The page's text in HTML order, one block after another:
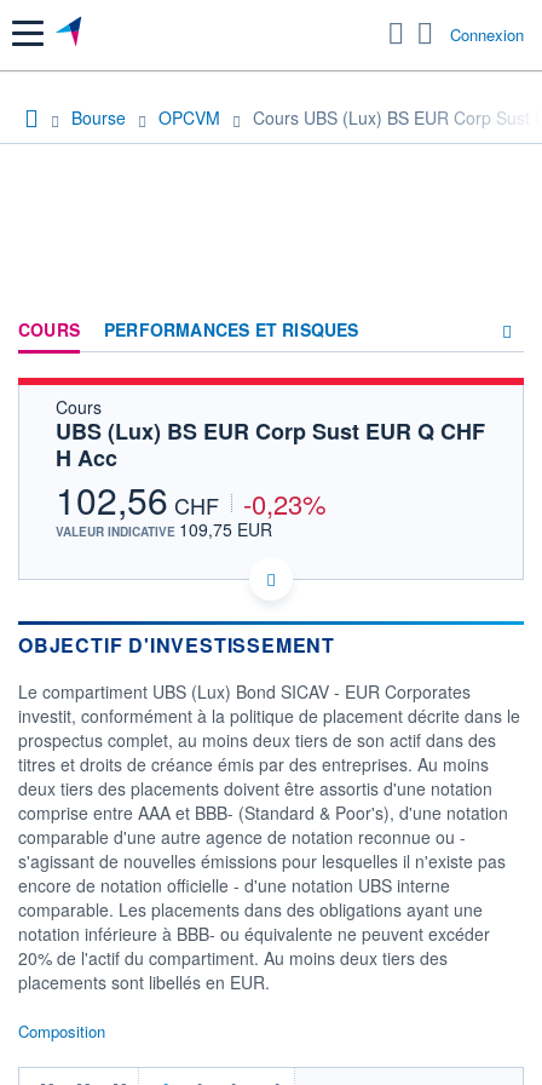
Menu Connexion
Bourse OPCVM Cours UBS (Lux) BS EUR Corp Sust
COURS PERFORMANCES ET RISQUES
FORUM
Cours
UBS (Lux) BS EUR Corp Sust EUR Q CHF
H Acc
102,56 CHF -0,23%
VALEUR INDICATIVE 109,75 EUR
LU1240773892 - UBS Asset Management (Europe) S.A.
Consulter le prospectus / DIC
100
102
CATÉGORIE MORNINGSTAR
Obligations Autres
FONDS PARTENAIRES
TARIFS PRIVILÉGIÉS 0%
Non éligible Boursobank
OBJECTIF D'INVESTISSEMENT
Le compartiment UBS (Lux) Bond SICAV - EUR Corporates
investit, conformément à la politique de placement décrite dans le
prospectus complet, au moins deux tiers de son actif dans des
titres et droits de créance émis par des entreprises. Au moins
deux tiers des placements doivent être assortis d'une notation
comprise entre AAA et BBB- (Standard & Poor's), d'une notation
comparable d'une autre agence de notation reconnue ou -
s'agissant de nouvelles émissions pour lesquelles il n'existe pas
encore de notation officielle - d'une notation UBS interne
comparable. Les placements dans des obligations ayant une
notation inférieure à BBB- ou équivalente ne peuvent excéder
20% de l'actif du compartiment. Au moins deux tiers des
placements sont libellés en EUR.
Composition